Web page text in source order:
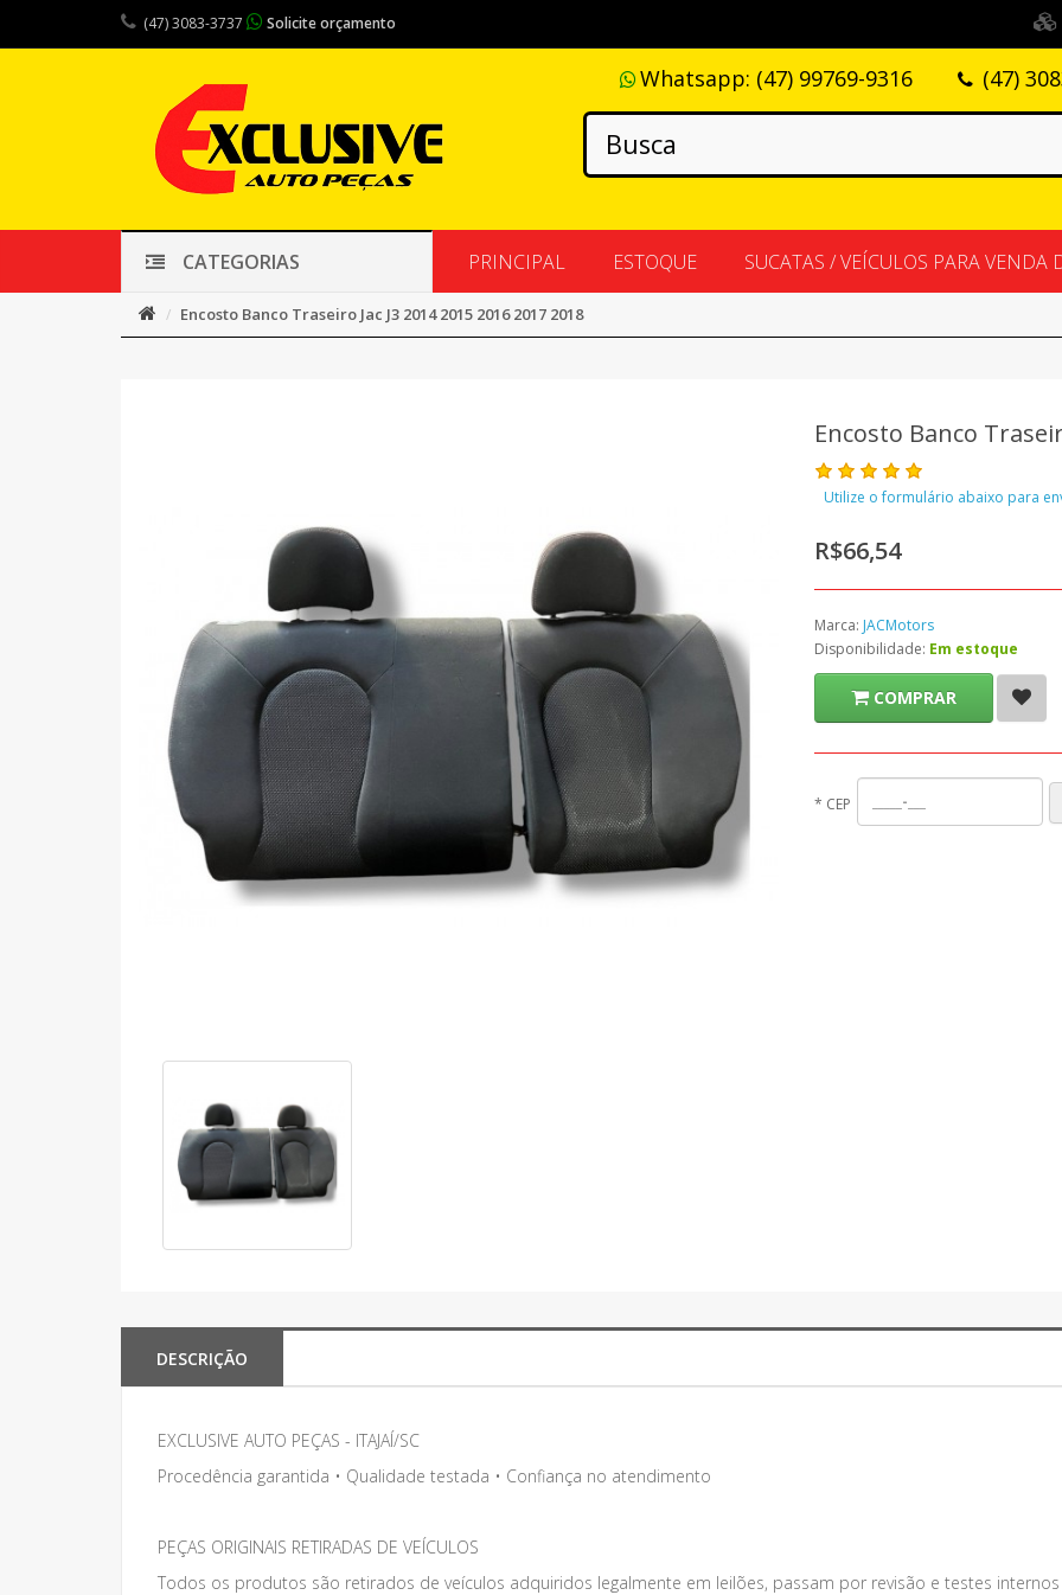
(47) 3083-3737 Solicite orçamento
Whatsapp: (47) 99769-9316 (47)
CATEGORIAS PRINCIPAL ESTOQUE SUCATAS / VEÍCULOS PARA VENDA
Encosto Banco Traseiro Jac J3 2014 2015 2016 2017 2018
Encosto Banco
Utilize o formulário abaixo para
R$66,54
Marca: JACMotors
Disponibilidade: Em estoque
COMPRAR
* CEP
DESCRIÇÃO
EXCLUSIVE AUTO PEÇAS - ITAJAÍ/SC
Procedência garantida • Qualidade testada • Confiança no atendimento
PEÇAS ORIGINAIS RETIRADAS DE VEÍCULOS
Todos os produtos são retirados de veículos adquiridos legalmente em leilões, passam por revisão e testes